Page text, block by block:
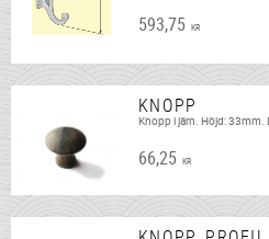
593,75 KR
KNOPP
Knopp i järn. Höjd: 33mm.
66,25 KR